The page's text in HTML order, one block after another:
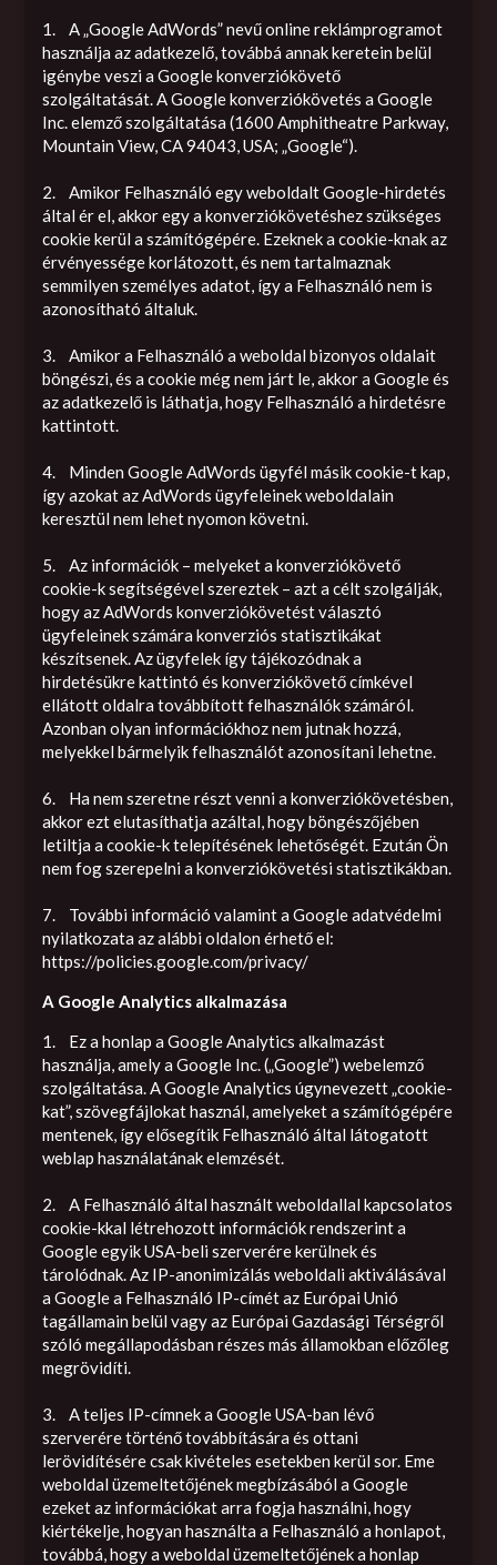
1. A „Google AdWords” nevű online reklámprogramot
használja az adatkezelő, továbbá annak keretein belül
igénybe veszi a Google konverziókövető
szolgáltatását. A Google konverziókövetés a Google
Inc. elemző szolgáltatása (1600 Amphitheatre Parkway,
Mountain View, CA 94043, USA; „Google“).
2. Amikor Felhasználó egy weboldalt Google-hirdetés
által ér el, akkor egy a konverziókövetéshez szükséges
cookie kerül a számítógépére. Ezeknek a cookie-knak az
érvényessége korlátozott, és nem tartalmaznak
semmilyen személyes adatot, így a Felhasználó nem is
azonosítható általuk.
3. Amikor a Felhasználó a weboldal bizonyos oldalait
böngészi, és a cookie még nem járt le, akkor a Google és
az adatkezelő is láthatja, hogy Felhasználó a hirdetésre
kattintott.
4. Minden Google AdWords ügyfél másik cookie-t kap,
így azokat az AdWords ügyfeleinek weboldalain
keresztül nem lehet nyomon követni.
5. Az információk – melyeket a konverziókövető
cookie-k segítségével szereztek – azt a célt szolgálják,
hogy az AdWords konverziókövetést választó
ügyfeleinek számára konverziós statisztikákat
készítsenek. Az ügyfelek így tájékozódnak a
hirdetésükre kattintó és konverziókövető címkével
ellátott oldalra továbbított felhasználók számáról.
Azonban olyan információkhoz nem jutnak hozzá,
melyekkel bármelyik felhasználót azonosítani lehetne.
6. Ha nem szeretne részt venni a konverziókövetésben,
akkor ezt elutasíthatja azáltal, hogy böngészőjében
letiltja a cookie-k telepítésének lehetőségét. Ezután Ön
nem fog szerepelni a konverziókövetési statisztikákban.
7. További információ valamint a Google adatvédelmi
nyilatkozata az alábbi oldalon érhető el:
https://policies.google.com/privacy/
A Google Analytics alkalmazása
1. Ez a honlap a Google Analytics alkalmazást
használja, amely a Google Inc. („Google”) webelemző
szolgáltatása. A Google Analytics úgynevezett „cookie-
kat”, szövegfájlokat használ, amelyeket a számítógépére
mentenek, így elősegítik Felhasználó által látogatott
weblap használatának elemzését.
2. A Felhasználó által használt weboldallal kapcsolatos
cookie-kkal létrehozott információk rendszerint a
Google egyik USA-beli szerverére kerülnek és
tárolódnak. Az IP-anonimizálás weboldali aktiválásával
a Google a Felhasználó IP-címét az Európai Unió
tagállamain belül vagy az Európai Gazdasági Térségről
szóló megállapodásban részes más államokban előzőleg
megrövidíti.
3. A teljes IP-címnek a Google USA-ban lévő
szerverére történő továbbítására és ottani
lerövidítésére csak kivételes esetekben kerül sor. Eme
weboldal üzemeltetőjének megbízásából a Google
ezeket az információkat arra fogja használni, hogy
kiértékelje, hogyan használta a Felhasználó a honlapot,
továbbá, hogy a weboldal üzemeltetőjének a honlap